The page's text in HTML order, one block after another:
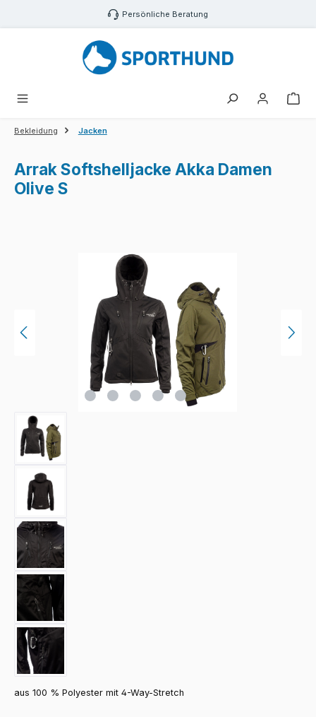
Zum Hauptinhalt springen Persönliche Beratung
Bekleidung Jacken
Arrak Softshelljacke Akka Damen
Olive S
Bildergalerie überspringen
aus 100 % Polyester mit 4-Way-Stretch